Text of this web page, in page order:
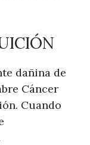
dañina de
Cáncer
Cuando